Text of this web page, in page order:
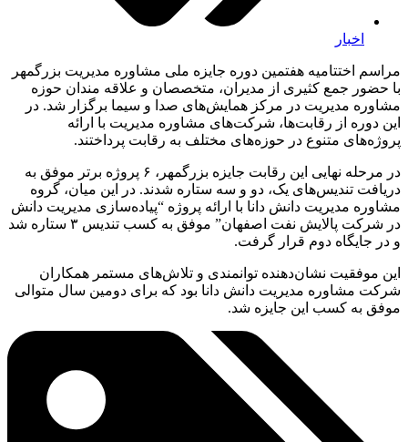
اخبار
مراسم اختتامیه هفتمین دوره جایزه ملی مشاوره مدیریت بزرگمهر
با حضور جمع کثیری از مدیران، متخصصان و علاقه مندان حوزه
مشاوره مدیریت در مرکز همایش‌های صدا و سیما برگزار شد. در
این دوره از رقابت‌ها، شرکت‌های مشاوره مدیریت با ارائه
پروژه‌های متنوع در حوزه‌های مختلف به رقابت پرداختند.
در مرحله نهایی این رقابت جایزه بزرگمهر، ۶ پروژه برتر موفق به
دریافت تندیس‌های یک، دو و سه ستاره شدند. در این میان، گروه
مشاوره مدیریت دانش دانا با ارائه پروژه “پیاده‌سازی مدیریت دانش
در شرکت پالایش نفت اصفهان” موفق به کسب تندیس ۳ ستاره شد
و در جایگاه دوم قرار گرفت.
این موفقیت نشان‌دهنده توانمندی و تلاش‌های مستمر همکاران
شرکت مشاوره مدیریت دانش دانا بود که برای دومین سال متوالی
موفق به کسب این جایزه شد.